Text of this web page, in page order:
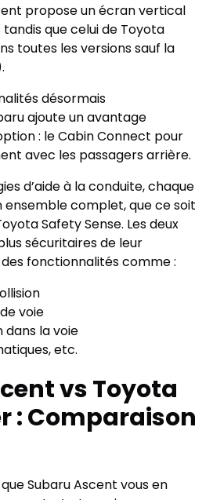
propose un écran vertical
tandis que celui de Toyota
toutes les versions sauf la
désormais
ajoute un avantage
: le Cabin Connect pour
avec les passagers arrière.
d’aide à la conduite, chaque
ensemble complet, que ce soit
Safety Sense. Les deux
sécuritaires de leur
fonctionnalités comme :
voie
dans la voie
etc.
vs Toyota
: Comparaison
Subaru Ascent vous en